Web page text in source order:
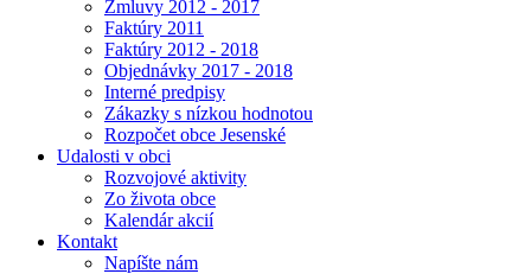
Zmluvy 2012 - 2017
Faktúry 2011
Faktúry 2012 - 2018
Objednávky 2017 - 2018
Interné predpisy
Zákazky s nízkou hodnotou
Rozpočet obce Jesenské
Udalosti v obci
Rozvojové aktivity
Zo života obce
Kalendár akcií
Kontakt
Napíšte nám